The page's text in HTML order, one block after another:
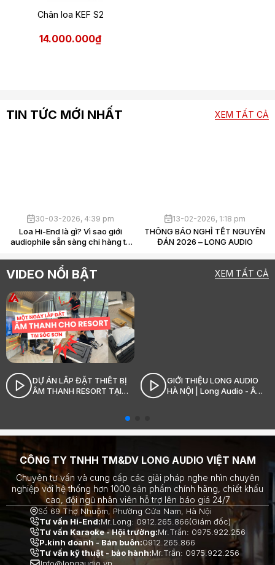
Chân loa KEF S2
14.000.000₫
TIN TỨC MỚI NHẤT XEM TẤT CẢ
30-03-2026, 4:39 pm
Loa Hi-End là gì? Vì sao giới
audiophile sẵn sàng chi hàng tỷ
13-02-2026, 1:18 pm
THÔNG BÁO NGHỈ TẾT NGUYÊN
ĐÁN 2026 – LONG AUDIO
VIDEO NỔI BẬT XEM TẤT CẢ
DỰ ÁN LẮP ĐẶT THIẾT BỊ
ÂM THANH RESORT TẠI
GIỚI THIỆU LONG AUDIO
HÀ NỘI | Long Audio - Âm
CÔNG TY TNHH TM&DV LONG AUDIO VIỆT NAM
Chuyên tư vấn và cung cấp các giải pháp nghe nhìn chuyên
nghiệp với hệ thống hơn 1000 sản phẩm chính hãng, chiết khấu
cao, đội ngũ nhân viên hỗ trợ lên báo giá 24/7
Số 69 Thợ Nhuộm, Phường Cửa Nam, Hà Nội
Tư vấn Hi-End:Mr.Long: 0912.265.866(Giám đốc)
Tư vấn Karaoke - Hội trường:Mr.Trần: 0975.922.256
P.kinh doanh - Bán buôn:0912.265.866
Tư vấn kỹ thuật - bảo hành:Mr.Trần: 0975.922.256